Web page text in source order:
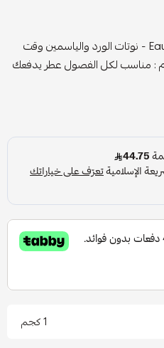
عندما تتفتح الأزهار Eau De Parfum - نوتات الورد والياسمين وقت
: مناسب لكل الفصول عطر يدفعك
1 كجم